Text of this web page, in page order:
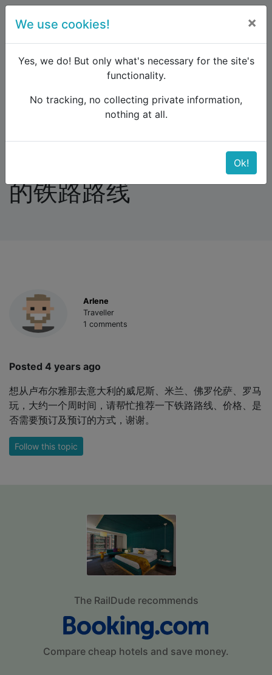
Forum
Southern Europe
从斯洛文尼亚到意大利的铁路路线
从斯洛文尼亚到意大利
的铁路路线
Arlene
Traveller
1 comments
Posted 4 years ago
想从卢布尔雅那去意大利的威尼斯、米兰、佛罗伦萨、罗马
玩，大约一个周时间，请帮忙推荐一下铁路路线、价格、是
否需要预订及预订的方式，谢谢。
Follow this topic
The RailDude recommends
Compare cheap hotels and save money.
We use cookies! ×
Yes, we do! But only what's necessary for the site's
functionality.
No tracking, no collecting private information,
nothing at all.
Ok!